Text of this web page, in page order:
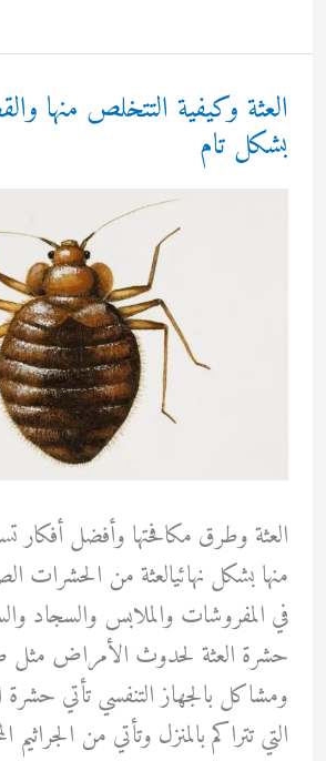
العثة وكيفية التتخلص منها
بشكل تام
العثة وطرق مكافحتها وأفضل أفكار
منها بشكل نهائيالعثة من الحشرات
في المفروشات والملابس والسجاد
حشرة العثة لحدوث الأمراض مثل
ومشاكل بالجهاز التنفسي تأتي حشرة
التي تتراكم بالمنزل وتأتي من الجراثيم